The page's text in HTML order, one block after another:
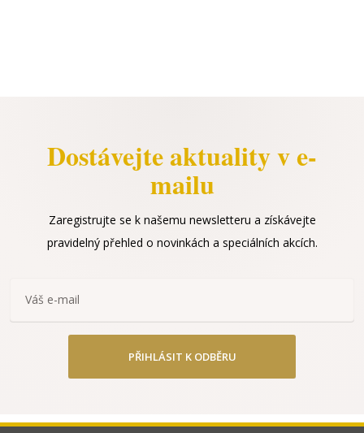
Dostávejte aktuality v e-
mailu
Zaregistrujte se k našemu newsletteru a získávejte
pravidelný přehled o novinkách a speciálních akcích.
PŘIHLÁSIT K ODBĚRU